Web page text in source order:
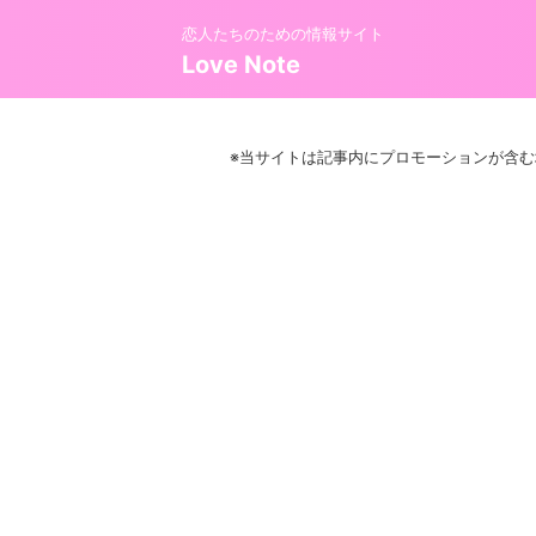
恋人たちのための情報サイト
Love Note
※当サイトは記事内にプロモーションが含む